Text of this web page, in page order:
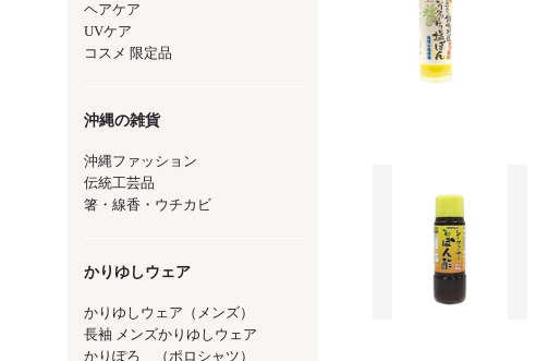
ヘアケア
UVケア
コスメ 限定品
沖縄の雑貨
沖縄ファッション
伝統工芸品
箸・線香・ウチカビ
かりゆしウェア
かりゆしウェア（メンズ）
長袖 メンズかりゆしウェア
かりぽろ （ポロシャツ）